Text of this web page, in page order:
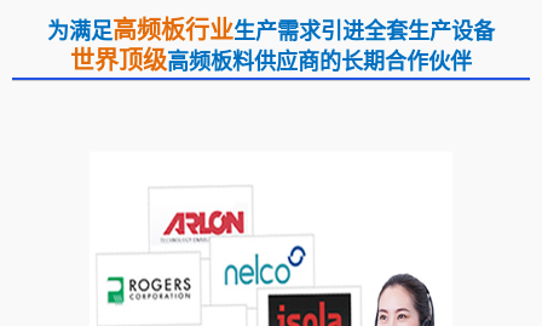
为满足高频板行业生产需求引进全套生产设备
世界顶级高频板料供应商的长期合作伙伴